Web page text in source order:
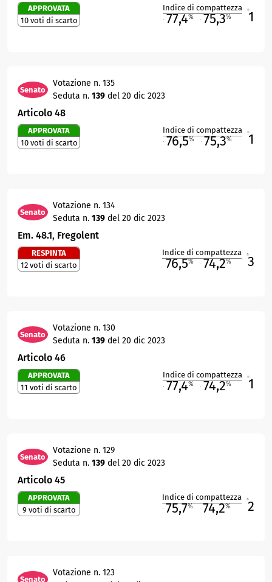
APPROVATA
10 voti di scarto
Indice di compattezza
77,4% 75,3% 1
Senato
Votazione n. 135
Seduta n. 139 del 20 dic 2023
Articolo 48
APPROVATA
10 voti di scarto
Indice di compattezza
76,5% 75,3% 1
Senato
Votazione n. 134
Seduta n. 139 del 20 dic 2023
Em. 48.1, Fregolent
RESPINTA
12 voti di scarto
Indice di compattezza
76,5% 74,2% 3
Senato
Votazione n. 130
Seduta n. 139 del 20 dic 2023
Articolo 46
APPROVATA
11 voti di scarto
Indice di compattezza
77,4% 74,2% 1
Senato
Votazione n. 129
Seduta n. 139 del 20 dic 2023
Articolo 45
APPROVATA
9 voti di scarto
Indice di compattezza
75,7% 74,2% 2
Senato
Votazione n. 123